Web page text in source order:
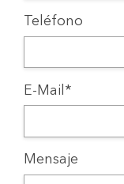
Teléfono
E-Mail*
Mensaje